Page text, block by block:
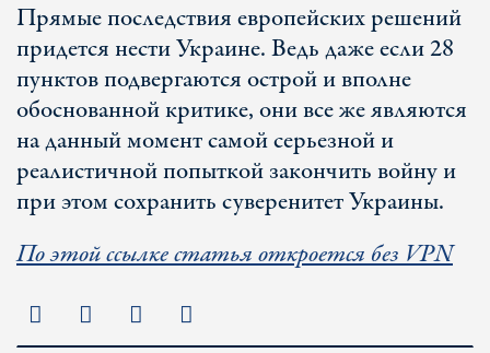
Прямые последствия европейских решений
придется нести Украине. Ведь даже если 28
пунктов подвергаются острой и вполне
обоснованной критике, они все же являются
на данный момент самой серьезной и
реалистичной попыткой закончить войну и
при этом сохранить суверенитет Украины.
По этой ссылке статья откроется без VPN